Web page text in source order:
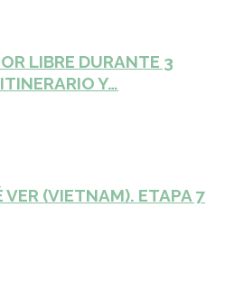
LIBRE DURANTE 3
Y…
VER (VIETNAM). ETAPA 7